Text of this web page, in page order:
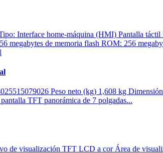
Interface home-máquina (HMI) Pantalla
megabytes de memoria flash ROM: 256
Peso neto (kg) 1,608 kg
TFT panorámica de 7 polgadas...
de visualización TFT LCD a cor Área de